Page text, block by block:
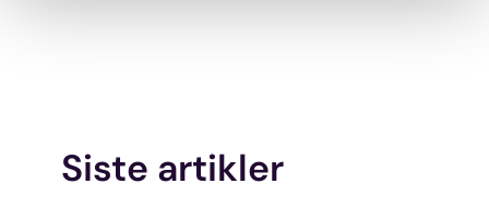
nettstedet vårt, med partnerne våre innen sosiale medier,
Siste artikler